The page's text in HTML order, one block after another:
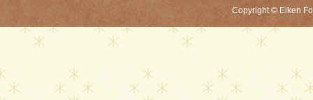
Copyright © Eiken